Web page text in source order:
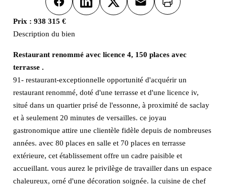
FacebookLinkedInX Email Imprimer
Prix : 938 315 €
Description du bien
Restaurant renommé avec licence 4, 150 places avec
terrasse .
91- restaurant-exceptionnelle opportunité d'acquérir un
restaurant renommé, doté d'une terrasse et d'une licence iv,
situé dans un quartier prisé de l'essonne, à proximité de saclay
et à seulement 20 minutes de versailles. ce joyau
gastronomique attire une clientèle fidèle depuis de nombreuses
années. avec 80 places en salle et 70 places en terrasse
extérieure, cet établissement offre un cadre paisible et
accueillant. vous aurez le privilège de travailler dans un espace
chaleureux, orné d'une décoration soignée. la cuisine de chef